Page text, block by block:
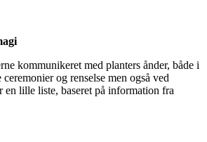
kommunikeret med planters ånder, både i
og renselse men også ved
lille liste, baseret på information fra